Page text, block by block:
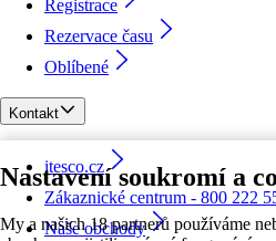
Nastavení soukromí a
My a našich 18 partnerů používáme
Registrace
Rezervace času
Oblíbené
Kontakt
itesco.cz
Zákaznické centrum - 800 222
Naše obchody